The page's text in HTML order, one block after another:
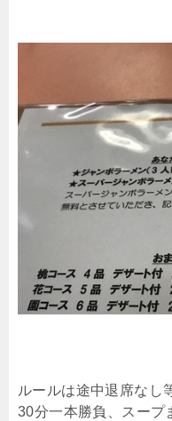
ルールは途中退席なし
30分一本勝負、スープ